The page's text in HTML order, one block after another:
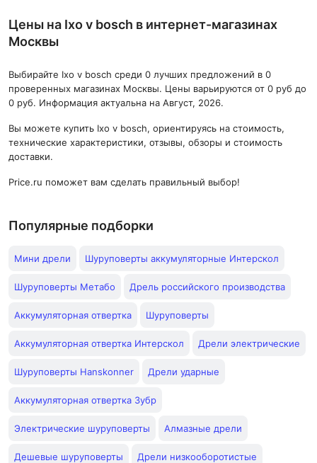
Цены на Ixo v bosch в интернет-магазинах
Москвы
Выбирайте Ixo v bosch среди 0 лучших предложений в 0
проверенных магазинах Москвы. Цены варьируются от 0 руб до
0 руб. Информация актуальна на Август, 2026.
Вы можете купить Ixo v bosch, ориентируясь на стоимость,
технические характеристики, отзывы, обзоры и стоимость
доставки.
Price.ru поможет вам сделать правильный выбор!
Популярные подборки
Мини дрели Шуруповерты аккумуляторные Интерскол
Шуруповерты Метабо Дрель российского производства
Аккумуляторная отвертка Шуруповерты
Аккумуляторная отвертка Интерскол Дрели электрические
Шуруповерты Hanskonner Дрели ударные
Аккумуляторная отвертка Зубр
Электрические шуруповерты Алмазные дрели
Дешевые шуруповерты Дрели низкооборотистые